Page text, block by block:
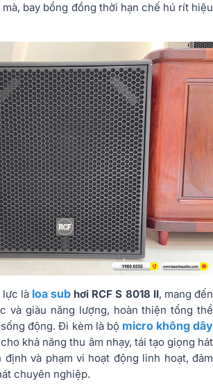
bay bổng đồng thời hạn chế hú rít hiệu
lực là loa sub hơi RCF S 8018 II, mang đến
và giàu năng lượng, hoàn thiện tổng thể
động. Đi kèm là bộ micro không dây
cho khả năng thu âm nhạy, tái tạo giọng hát
và phạm vi hoạt động linh hoạt, đảm
chuyên nghiệp.